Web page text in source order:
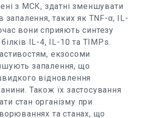
з МСК, здатні зменшувати
запалення, таких як TNF-α, IL-
вони сприяють синтезу
IL-4, IL-10 та TIMPs.
екзосоми
запалення, що
відновлення
Також їх застосування
стан організму при
та станах, що